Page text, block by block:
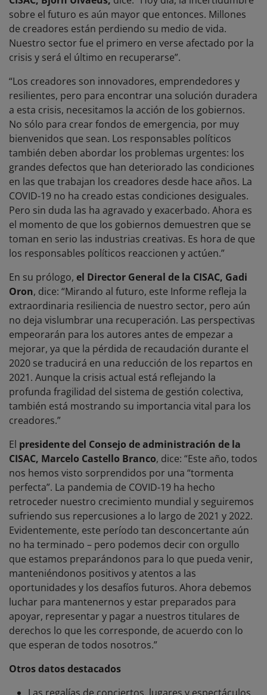
sobre el futuro es aún mayor que entonces. Millones
de creadores están perdiendo su medio de vida.
Nuestro sector fue el primero en verse afectado por la
crisis y será el último en recuperarse”.
“Los creadores son innovadores, emprendedores y
resilientes, pero para encontrar una solución duradera
a esta crisis, necesitamos la acción de los gobiernos.
No sólo para crear fondos de emergencia, por muy
bienvenidos que sean. Los responsables políticos
también deben abordar los problemas urgentes: los
grandes defectos que han deteriorado las condiciones
en las que trabajan los creadores desde hace años. La
COVID-19 no ha creado estas condiciones desiguales.
Pero sin duda las ha agravado y exacerbado. Ahora es
el momento de que los gobiernos demuestren que se
toman en serio las industrias creativas. Es hora de que
los responsables políticos reaccionen y actúen.”
En su prólogo, el Director General de la CISAC, Gadi
Oron, dice: “Mirando al futuro, este Informe refleja la
extraordinaria resiliencia de nuestro sector, pero aún
no deja vislumbrar una recuperación. Las perspectivas
empeorarán para los autores antes de empezar a
mejorar, ya que la pérdida de recaudación durante el
2020 se traducirá en una reducción de los repartos en
2021. Aunque la crisis actual está reflejando la
profunda fragilidad del sistema de gestión colectiva,
también está mostrando su importancia vital para los
creadores.”
El presidente del Consejo de administración de la
CISAC, Marcelo Castello Branco, dice: “Este año, todos
nos hemos visto sorprendidos por una “tormenta
perfecta”. La pandemia de COVID-19 ha hecho
retroceder nuestro crecimiento mundial y seguiremos
sufriendo sus repercusiones a lo largo de 2021 y 2022.
Evidentemente, este período tan desconcertante aún
no ha terminado – pero podemos decir con orgullo
que estamos preparándonos para lo que pueda venir,
manteniéndonos positivos y atentos a las
oportunidades y los desafíos futuros. Ahora debemos
luchar para mantenernos y estar preparados para
apoyar, representar y pagar a nuestros titulares de
derechos lo que les corresponde, de acuerdo con lo
que esperan de todos nosotros.”
Otros datos destacados